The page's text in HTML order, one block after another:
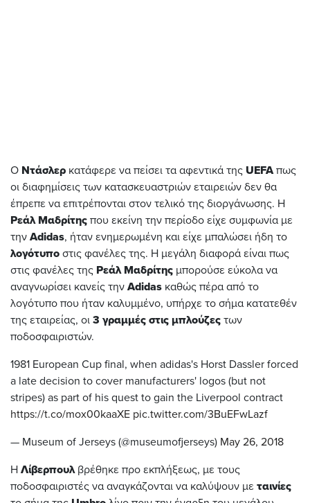
Ο Ντάσλερ κατάφερε να πείσει τα αφεντικά της UEFAπως
οι διαφημίσεις των κατασκευαστριών εταιρειών δεν θα
έπρεπε να επιτρέπονται στον τελικό της διοργάνωσης. Η
Ρεάλ Μαδρίτης που εκείνη την περίοδο είχε συμφωνία με
την Adidas, ήταν ενημερωμένη και είχε μπαλώσει ήδη το
λογότυπο στις φανέλες της. Η μεγάλη διαφορά είναι πως
στις φανέλες της Ρεάλ Μαδρίτης μπορούσε εύκολα να
αναγνωρίσει κανείς την Adidas καθώς πέρα από το
λογότυπο που ήταν καλυμμένο, υπήρχε το σήμα κατατεθέν
της εταιρείας, οι 3 γραμμές στις μπλούζες των
ποδοσφαιριστών.
1981 European Cup final, when adidas's Horst Dassler forced
a late decision to cover manufacturers' logos (but not
stripes) as part of his quest to gain the Liverpool contract
https://t.co/mox00kaaXE pic.twitter.com/3BuEFwLazf
— Museum of Jerseys (@museumofjerseys) May 26, 2018
Η Λίβερπουλβρέθηκε προ εκπλήξεως, με τους
ποδοσφαιριστές να αναγκάζονται να καλύψουν με ταινίες